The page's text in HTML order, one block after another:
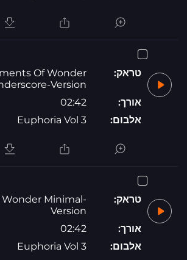
טראק:
Of Wonder
Version
אורך:
02:42
אלבום:
Euphoria Vol 3
טראק:
Minimal-
Version
אורך:
02:42
אלבום:
Euphoria Vol 3